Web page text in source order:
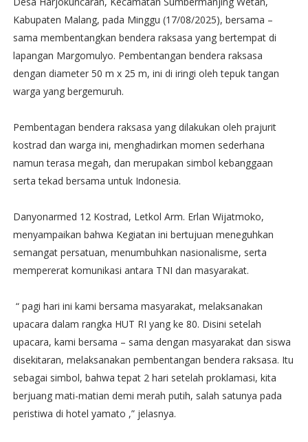
Kabupaten Malang, pada Minggu (17/08/2025), bersama –
sama membentangkan bendera raksasa yang bertempat di
lapangan Margomulyo. Pembentangan bendera raksasa
dengan diameter 50 m x 25 m, ini di iringi oleh tepuk tangan
warga yang bergemuruh.
Pembentagan bendera raksasa yang dilakukan oleh prajurit
kostrad dan warga ini, menghadirkan momen sederhana
namun terasa megah, dan merupakan simbol kebanggaan
serta tekad bersama untuk Indonesia.
Danyonarmed 12 Kostrad, Letkol Arm. Erlan Wijatmoko,
menyampaikan bahwa Kegiatan ini bertujuan meneguhkan
semangat persatuan, menumbuhkan nasionalisme, serta
mempererat komunikasi antara TNI dan masyarakat.
“ pagi hari ini kami bersama masyarakat, melaksanakan
upacara dalam rangka HUT RI yang ke 80. Disini setelah
upacara, kami bersama – sama dengan masyarakat dan siswa
disekitaran, melaksanakan pembentangan bendera raksasa. Itu
sebagai simbol, bahwa tepat 2 hari setelah proklamasi, kita
berjuang mati-matian demi merah putih, salah satunya pada
peristiwa di hotel yamato ,” jelasnya.